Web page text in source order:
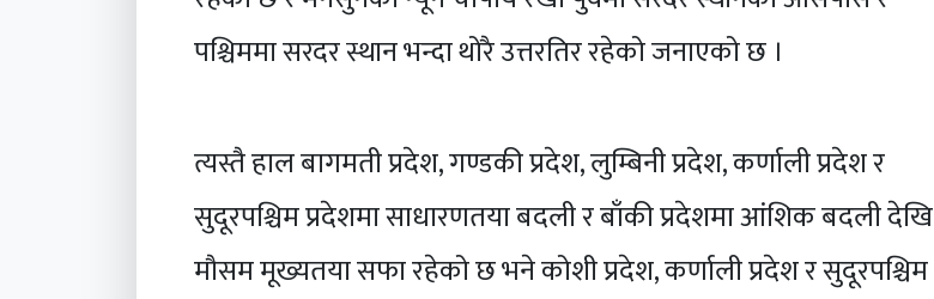
पश्चिममा सरदर स्थान भन्दा थोरै उत्तरतिर रहेको जनाएको छ ।
त्यस्तै हाल बागमती प्रदेश, गण्डकी प्रदेश, लुम्बिनी प्रदेश, कर्णाली प्रदेश र
सुदूरपश्चिम प्रदेशमा साधारणतया बदली र बाँकी प्रदेशमा आंशिक बदली देखि
मौसम मूख्यतया सफा रहेको छ भने कोशी प्रदेश, कर्णाली प्रदेश र सुदूरपश्चिम